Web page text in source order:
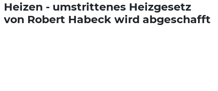
Heizen - umstrittenes Heizgesetz
von Robert Habeck wird abgeschafft